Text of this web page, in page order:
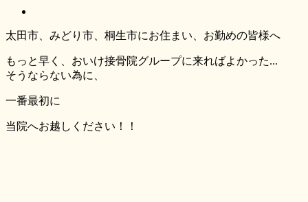
太田市、みどり市、桐生市にお住まい、お勤めの皆様へ
もっと早く、おいけ接骨院グループに来ればよかった...
そうならない為に、
一番最初に
当院へお越しください！！